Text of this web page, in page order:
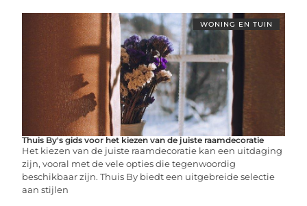
WONING EN TUIN
Thuis By's gids voor het kiezen van de juiste raamdecoratie
Het kiezen van de juiste raamdecoratie kan een uitdaging
zijn, vooral met de vele opties die tegenwoordig
beschikbaar zijn. Thuis By biedt een uitgebreide selectie
aan stijlen